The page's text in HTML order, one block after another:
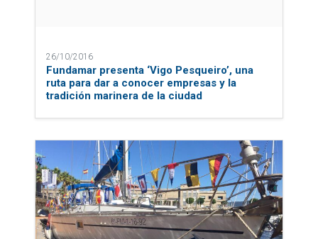
26/10/2016
Fundamar presenta ‘Vigo Pesqueiro’, una
ruta para dar a conocer empresas y la
tradición marinera de la ciudad